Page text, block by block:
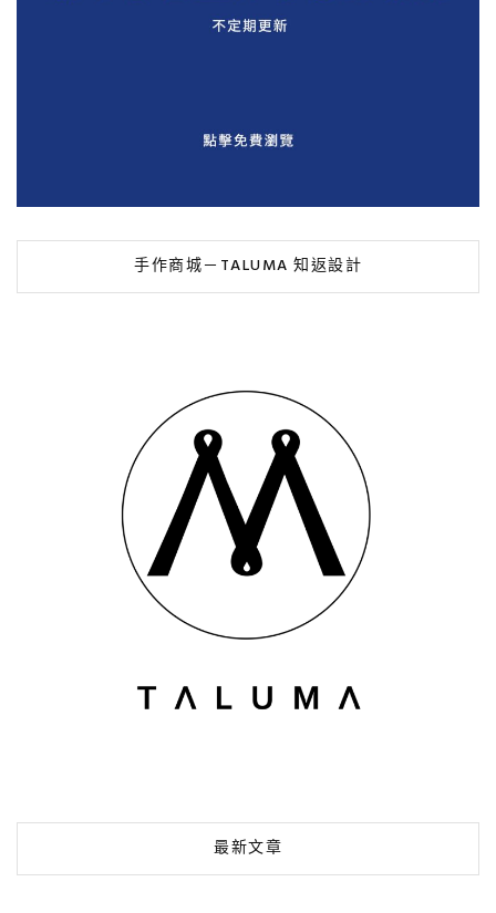
手作商城－TALUMA 知返設計
最新文章